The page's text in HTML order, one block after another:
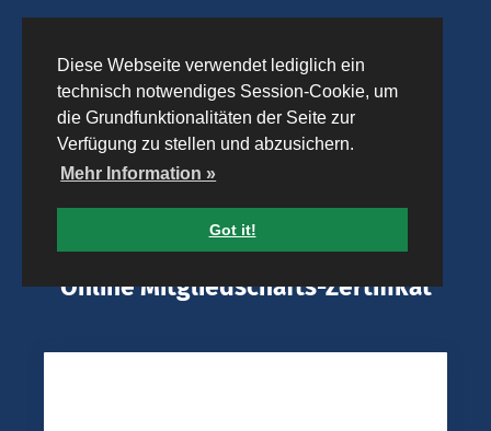
Diese Webseite verwendet lediglich ein
technisch notwendiges Session-Cookie, um
die Grundfunktionalitäten der Seite zur
Verfügung zu stellen und abzusichern.
Mehr Information »
Got it!
Online Mitgliedschafts-Zertifikat